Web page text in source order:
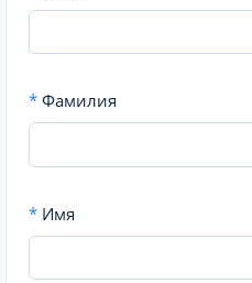
* Фамилия
* Имя